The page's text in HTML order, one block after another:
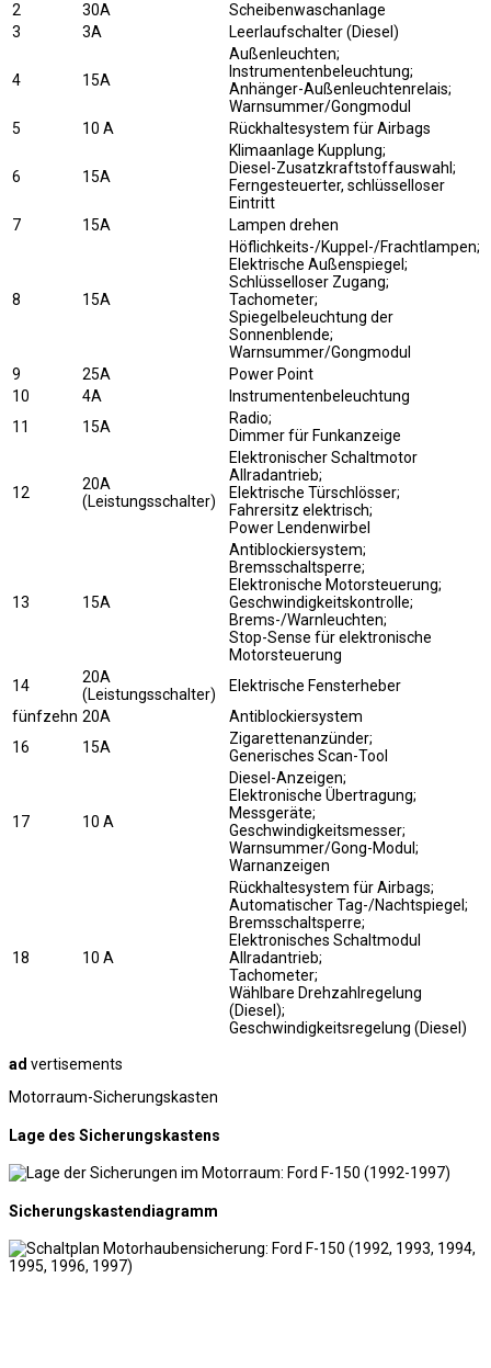
2
30A
Scheibenwaschanlage
3
3A Leerlaufschalter (Diesel)
4 15A
Außenleuchten;
Instrumentenbeleuchtung;
Anhänger-Außenleuchtenrelais;
Warnsummer/Gongmodul
5
10 A Rückhaltesystem für Airbags
6 15A
Klimaanlage Kupplung;
Diesel-Zusatzkraftstoffauswahl;
Ferngesteuerter, schlüsselloser
Eintritt
7
15A Lampen drehen
8 15A
Höflichkeits-/Kuppel-/Frachtlampen;
Elektrische Außenspiegel;
Schlüsselloser Zugang;
Tachometer;
Spiegelbeleuchtung der
Sonnenblende;
Warnsummer/Gongmodul
9
25A
Power Point
10
4A
Instrumentenbeleuchtung
11
15A
Radio;
Dimmer für Funkanzeige
12
20A
(Leistungsschalter)
Elektronischer Schaltmotor
Allradantrieb;
Elektrische Türschlösser;
Fahrersitz elektrisch;
Power Lendenwirbel
13 15A
Antiblockiersystem;
Bremsschaltsperre;
Elektronische Motorsteuerung;
Geschwindigkeitskontrolle;
Brems-/Warnleuchten;
Stop-Sense für elektronische
Motorsteuerung
14
20A
(Leistungsschalter)
Elektrische Fensterheber
fünfzehn 20A
Antiblockiersystem
16
15A
Zigarettenanzünder;
Generisches Scan-Tool
17 10 A
Diesel-Anzeigen;
Elektronische Übertragung;
Messgeräte;
Geschwindigkeitsmesser;
Warnsummer/Gong-Modul;
Warnanzeigen
18 10 A
Rückhaltesystem für Airbags;
Automatischer Tag-/Nachtspiegel;
Bremsschaltsperre;
Elektronisches Schaltmodul
Allradantrieb;
Tachometer;
Wählbare Drehzahlregelung
(Diesel);
Geschwindigkeitsregelung (Diesel)
ad vertisements
Motorraum-Sicherungskasten
Lage des Sicherungskastens
Sicherungskastendiagramm